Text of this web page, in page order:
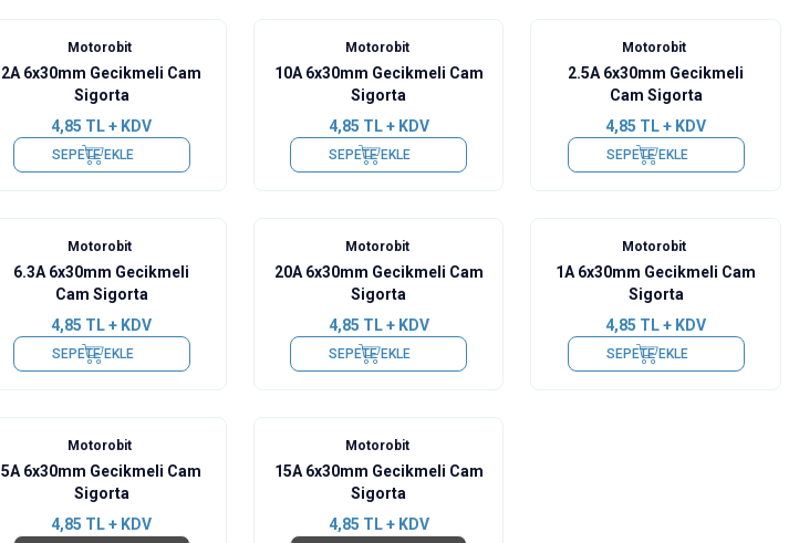
Motorobit
2A 6x30mm Gecikmeli Cam
Sigorta
4,85 TL + KDV
SEPETE EKLE
Motorobit
10A 6x30mm Gecikmeli Cam
Sigorta
4,85 TL + KDV
SEPETE EKLE
Motorobit
2.5A 6x30mm Gecikmeli
Cam Sigorta
4,85 TL + KDV
SEPETE EKLE
Motorobit
6.3A 6x30mm Gecikmeli
Cam Sigorta
4,85 TL + KDV
SEPETE EKLE
Motorobit
20A 6x30mm Gecikmeli Cam
Sigorta
4,85 TL + KDV
SEPETE EKLE
Motorobit
1A 6x30mm Gecikmeli Cam
Sigorta
4,85 TL + KDV
SEPETE EKLE
Motorobit
5A 6x30mm Gecikmeli Cam
Sigorta
4,85 TL + KDV
Motorobit
15A 6x30mm Gecikmeli Cam
Sigorta
4,85 TL + KDV